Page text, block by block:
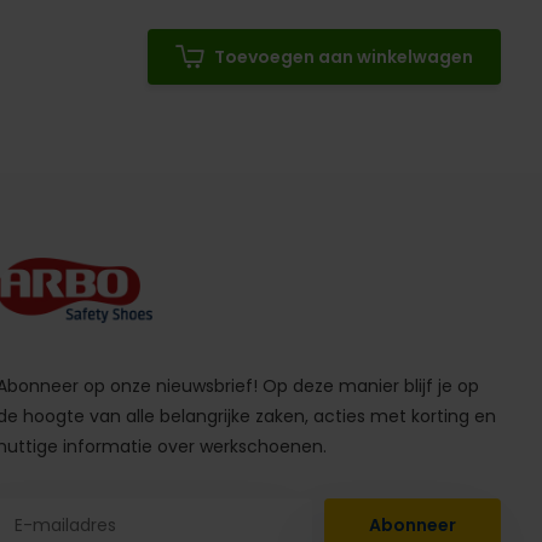
Toevoegen aan winkelwagen
op onze nieuwsbrief! Op deze manier blijf je op
hoogte van alle belangrijke zaken, acties met korting en
informatie over werkschoenen.
Abonneer